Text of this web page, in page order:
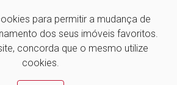
para permitir a mudança de
dos seus imóveis favoritos.
concorda que o mesmo utilize
cookies.